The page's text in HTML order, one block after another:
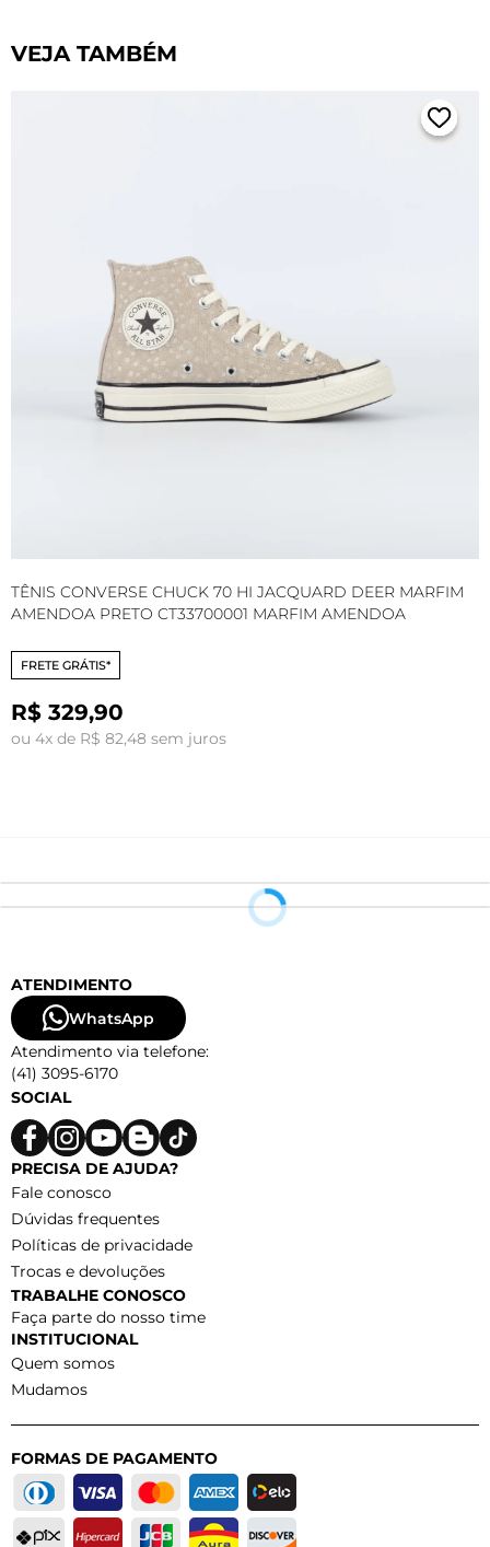
VEJA TAMBÉM
TÊNIS CONVERSE CHUCK 70 HI JACQUARD DEER MARFIM
AMENDOA PRETO CT33700001 MARFIM AMENDOA
FRETE GRÁTIS*
R$ 329,90
ou 4x de R$ 82,48 sem juros
ATENDIMENTO
WhatsApp
Atendimento via telefone:
(41) 3095-6170
SOCIAL
PRECISA DE AJUDA?
Fale conosco
Dúvidas frequentes
Políticas de privacidade
Trocas e devoluções
TRABALHE CONOSCO
Faça parte do nosso time
INSTITUCIONAL
Quem somos
Mudamos
FORMAS DE PAGAMENTO